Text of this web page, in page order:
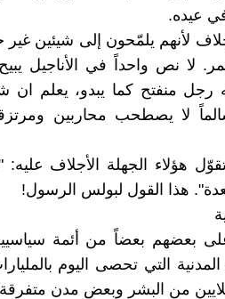
عيده.
لأنهم يلمّحون إلى شيئين غير
لا نص واحداً في الأناجيل
رجل منفتح كما يبدو، يعلم
لا يصطحب محاربين
هؤلاء الجهلة الأجلاف
هذا القول لبولس الرسول!
بعضهم بعضاً من أئمة
التي تحصى اليوم
من البشر وبعض مدن